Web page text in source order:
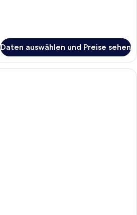
Daten auswählen und Preise sehen